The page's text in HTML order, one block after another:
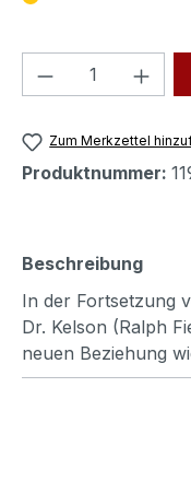
Produkt
Zum Merkzettel
Produktnummer:
Beschreibung
In der Fortsetzung
Dr. Kelson (Ralph
neuen Beziehung